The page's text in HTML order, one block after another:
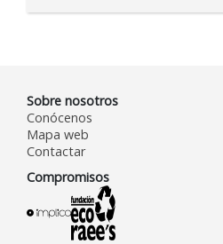
Sobre nosotros
Conócenos
Mapa web
Contactar
Compromisos